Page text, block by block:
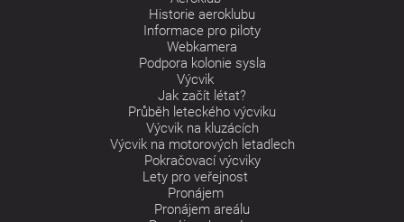
Historie aeroklubu
Informace pro piloty
Webkamera
Podpora kolonie sysla
Výcvik
Jak začít létat?
Průběh leteckého výcviku
Výcvik na kluzácích
Výcvik na motorových letadlech
Pokračovací výcviky
Lety pro veřejnost
Pronájem
Pronájem areálu